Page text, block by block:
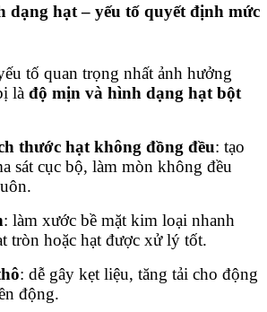
dạng hạt – yếu tố quyết định mức
tố quan trọng nhất ảnh hưởng
là độ mịn và hình dạng hạt bột
thước hạt không đồng đều: tạo
sát cục bộ, làm mòn không đều
: làm xước bề mặt kim loại nhanh
tròn hoặc hạt được xử lý tốt.
: dễ gây kẹt liệu, tăng tải cho động
động.